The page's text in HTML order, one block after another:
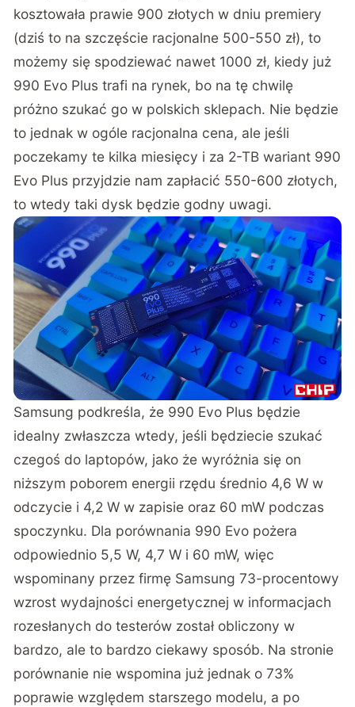
kosztowała prawie 900 złotych w dniu premiery
(dziś to na szczęście racjonalne 500-550 zł), to
możemy się spodziewać nawet 1000 zł, kiedy już
990 Evo Plus trafi na rynek, bo na tę chwilę
próżno szukać go w polskich sklepach. Nie będzie
to jednak w ogóle racjonalna cena, ale jeśli
poczekamy te kilka miesięcy i za 2-TB wariant 990
Evo Plus przyjdzie nam zapłacić 550-600 złotych,
to wtedy taki dysk będzie godny uwagi.
Samsung podkreśla, że 990 Evo Plus będzie
idealny zwłaszcza wtedy, jeśli będziecie szukać
czegoś do laptopów, jako że wyróżnia się on
niższym poborem energii rzędu średnio 4,6 W w
odczycie i 4,2 W w zapisie oraz 60 mW podczas
spoczynku. Dla porównania 990 Evo pożera
odpowiednio 5,5 W, 4,7 W i 60 mW, więc
wspominany przez firmę Samsung 73-procentowy
wzrost wydajności energetycznej w informacjach
rozesłanych do testerów został obliczony w
bardzo, ale to bardzo ciekawy sposób. Na stronie
porównanie nie wspomina już jednak o 73%
poprawie względem starszego modelu, a po